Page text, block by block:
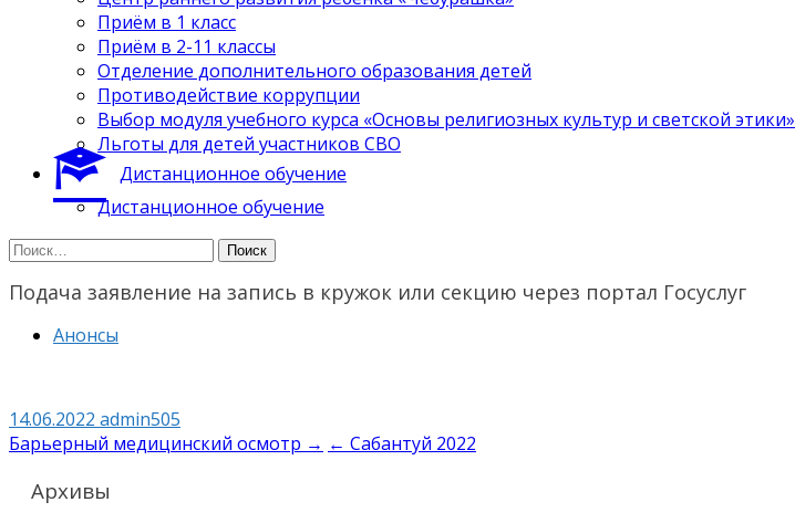
Приём в 1 класс
Приём в 2-11 классы
Отделение дополнительного образования детей
Противодействие коррупции
Выбор модуля учебного курса «Основы религиозных культур и светской этики»
Льготы для детей участников СВО
Дистанционное обучение
Дистанционное обучение
Найти:
Подача заявление на запись в кружок или секцию через портал Госуслуг
Анонсы
14.06.2022 admin505
Навигация
записям
Барьерный медицинский осмотр → ← Сабантуй 2022
Архивы